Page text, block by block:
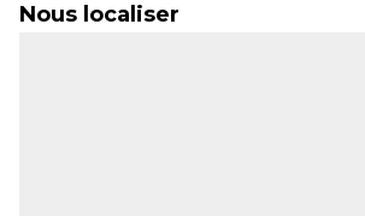
Nous localiser